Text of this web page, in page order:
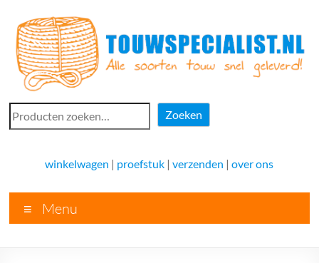
naar
inhoud
Touwspecialist.nl
voor
vele
soorten
Zoeken
Zoeken
winkelwagen | proefstuk |verzenden |over ons
Menu